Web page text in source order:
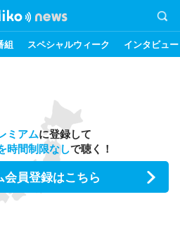
組 スペシャルウィーク インタビュー
ミアムに登録して
時間制限なしで聴く！
会員登録はこちら